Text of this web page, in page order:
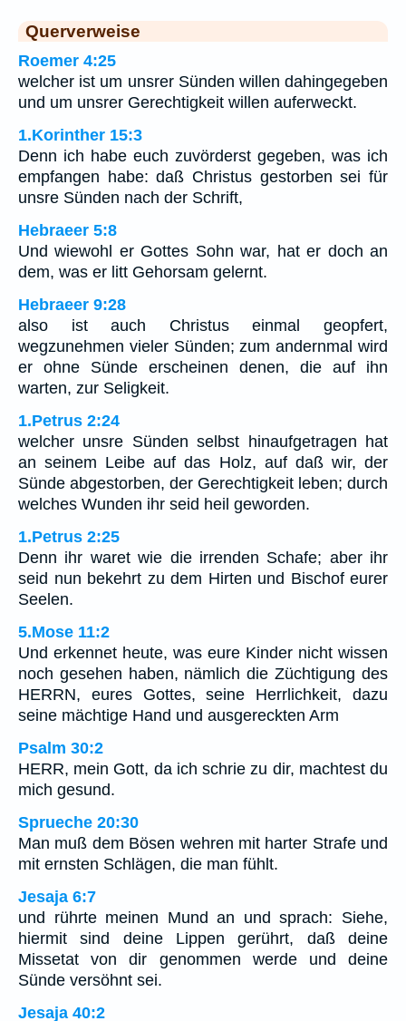
Querverweise
Roemer 4:25
welcher ist um unsrer Sünden willen dahingegeben
und um unsrer Gerechtigkeit willen auferweckt.
1.Korinther 15:3
Denn ich habe euch zuvörderst gegeben, was ich
empfangen habe: daß Christus gestorben sei für
unsre Sünden nach der Schrift,
Hebraeer 5:8
Und wiewohl er Gottes Sohn war, hat er doch an
dem, was er litt Gehorsam gelernt.
Hebraeer 9:28
also ist auch Christus einmal geopfert,
wegzunehmen vieler Sünden; zum andernmal wird
er ohne Sünde erscheinen denen, die auf ihn
warten, zur Seligkeit.
1.Petrus 2:24
welcher unsre Sünden selbst hinaufgetragen hat
an seinem Leibe auf das Holz, auf daß wir, der
Sünde abgestorben, der Gerechtigkeit leben; durch
welches Wunden ihr seid heil geworden.
1.Petrus 2:25
Denn ihr waret wie die irrenden Schafe; aber ihr
seid nun bekehrt zu dem Hirten und Bischof eurer
Seelen.
5.Mose 11:2
Und erkennet heute, was eure Kinder nicht wissen
noch gesehen haben, nämlich die Züchtigung des
HERRN, eures Gottes, seine Herrlichkeit, dazu
seine mächtige Hand und ausgereckten Arm
Psalm 30:2
HERR, mein Gott, da ich schrie zu dir, machtest du
mich gesund.
Sprueche 20:30
Man muß dem Bösen wehren mit harter Strafe und
mit ernsten Schlägen, die man fühlt.
Jesaja 6:7
und rührte meinen Mund an und sprach: Siehe,
hiermit sind deine Lippen gerührt, daß deine
Missetat von dir genommen werde und deine
Sünde versöhnt sei.
Jesaja 40:2